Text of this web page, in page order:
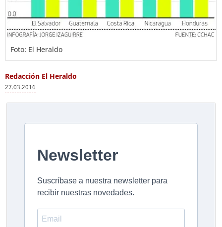
Foto: El Heraldo
Redacción El Heraldo
27.03.2016